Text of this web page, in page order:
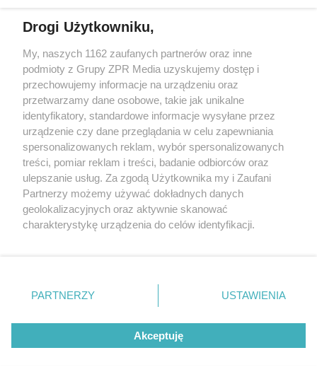
Żaden utwór zamieszczony w serwisie nie może być powielany i
rozpowszechniany lub dalej rozpowszechniany w jakikolwiek sposób (w
tym także elektroniczny lub mechaniczny) na jakimkolwiek polu
eksploatacji w jakiejkolwiek formie, włącznie z umieszczaniem w
Internecie bez pisemnej zgody właściciela praw. Jakiekolwiek użycie lub
Drogi Użytkowniku,
My, naszych 1162 zaufanych partnerów oraz inne
podmioty z Grupy ZPR Media uzyskujemy dostęp i
przechowujemy informacje na urządzeniu oraz
przetwarzamy dane osobowe, takie jak unikalne
identyfikatory, standardowe informacje wysyłane przez
urządzenie czy dane przeglądania w celu zapewniania
spersonalizowanych reklam, wybór spersonalizowanych
treści, pomiar reklam i treści, badanie odbiorców oraz
ulepszanie usług. Za zgodą Użytkownika my i Zaufani
Partnerzy możemy używać dokładnych danych
geolokalizacyjnych oraz aktywnie skanować
charakterystykę urządzenia do celów identyfikacji.
zmienić/wycofać klikając przycisk ustawień prywatności
znajdujący się w lewym dolnym rogu strony
rodzaje przetwarzania danych nie wymagają zgody
użytkownika, ale masz prawo sprzeciwić się takiemu
przetwarzaniu. Preferencje będą miały zastosowanie tylko
PARTNERZY USTAWIENIA
Akceptuję